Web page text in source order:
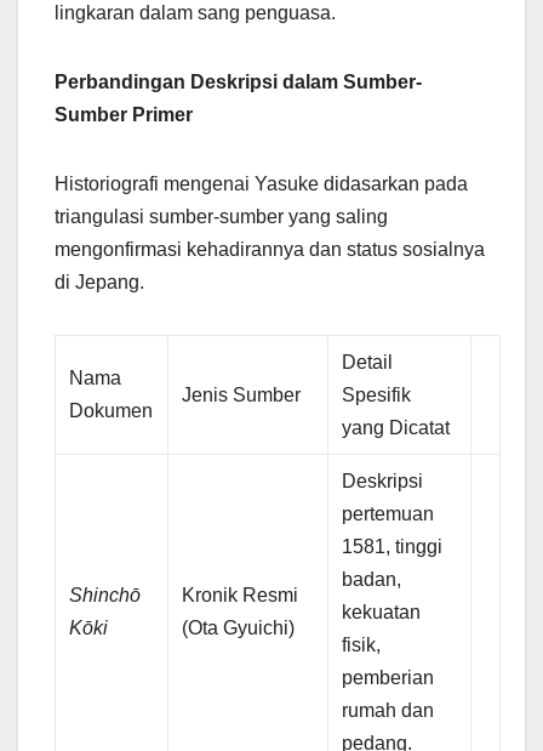
lingkaran dalam sang penguasa.
Perbandingan Deskripsi dalam Sumber-
Sumber Primer
Historiografi mengenai Yasuke didasarkan pada
triangulasi sumber-sumber yang saling
mengonfirmasi kehadirannya dan status sosialnya
di Jepang.
Nama
Dokumen
Jenis Sumber
Detail
Spesifik
yang Dicatat
Shinchō
Kōki
Kronik Resmi
(Ota Gyuichi)
Deskripsi
pertemuan
1581, tinggi
badan,
kekuatan
fisik,
pemberian
rumah dan
pedang.